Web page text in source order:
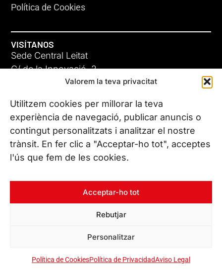
Valorem la teva privacitat
Utilitzem cookies per millorar la teva
experiència de navegació, publicar anuncis o
contingut personalitzats i analitzar el nostre
trànsit. En fer clic a "Acceptar-ho tot", acceptes
l'ús que fem de les cookies.
Acceptar-ho tot
Rebutjar
Personalitzar
Política de CookiesPolítica de PrivacidadAviso Legal
Política de Cookies
VISÍTANOS
Sede Central Leitat
C/ de la Innovació, 2
08225 Terrassa, (Barcelona)
Conoce todas nuestras sedes
CONTÁCTANOS
Tel. (+34) 937 882 300